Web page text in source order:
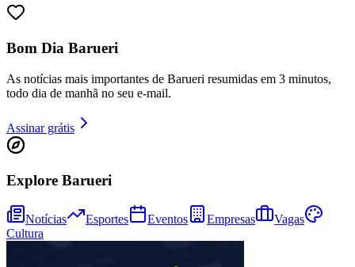
Bom Dia Barueri
As notícias mais importantes de Barueri resumidas em 3 minutos,
todo dia de manhã no seu e-mail.
Assinar grátis
Explore Barueri
Notícias Esportes Eventos Empresas
Vagas
Cultura